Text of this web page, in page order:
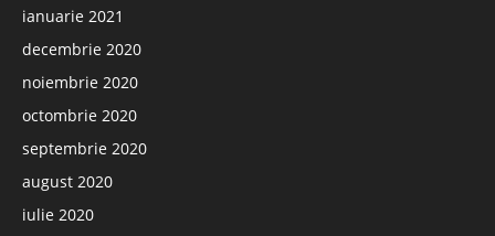
ianuarie 2021
decembrie 2020
noiembrie 2020
octombrie 2020
septembrie 2020
august 2020
iulie 2020